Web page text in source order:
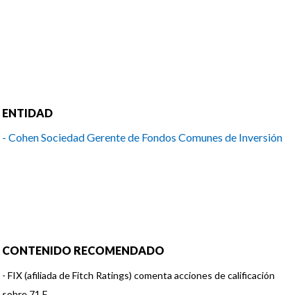
ENTIDAD
- Cohen Sociedad Gerente de Fondos Comunes de Inversión
CONTENIDO RECOMENDADO
- FIX (afiliada de Fitch Ratings) comenta acciones de calificación